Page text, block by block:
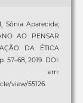
Sônia Aparecida;
AO PENSAR
DA ÉTICA
57–68, 2019. DOI:
em:
view/55126.